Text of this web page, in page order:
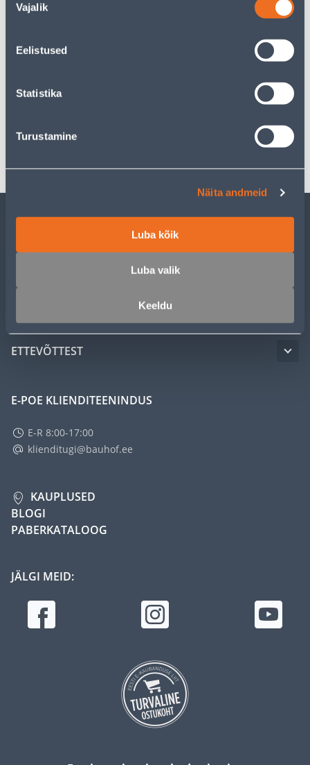
valik
Vajalik
Eelistused
Statistika
Turustamine
Näita andmeid
Luba kõik
Luba valik
Keeldu
ETTEVÕTTEST
E-POE KLIENDITEENINDUS
E-R 8:00-17:00
klienditugi@bauhof.ee
KAUPLUSED
BLOGI
PABERKATALOOG
JÄLGI MEID: